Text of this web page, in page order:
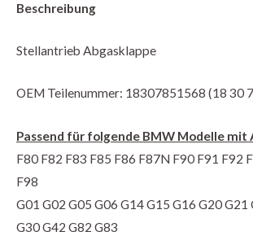
Beschreibung
Stellantrieb Abgasklappe
OEM Teilenummer: 18307851568 (18 30
Passend für folgende BMW Modelle mit
F80 F82 F83 F85 F86 F87N F90 F91 F92
F98
G01 G02 G05 G06 G14 G15 G16 G20 G21
G30 G42 G82 G83